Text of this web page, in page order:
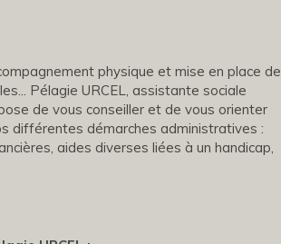
physique et mise en place de
Pélagie URCEL, assistante sociale
de vous conseiller et de vous orienter
différentes démarches administratives :
aides diverses liées à un handicap,